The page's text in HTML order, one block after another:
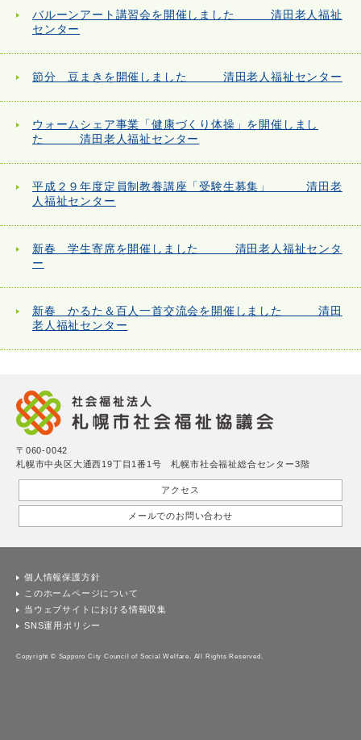
バルーンアート講習会を開催しました 清田老人福祉
センター
節分 豆まきを開催しました 清田老人福祉センター
ウォームシェア事業「健康づくり体操」を開催しまし
た 清田老人福祉センター
平成２９年度定員制教養講座「受験生募集」 清田老
人福祉センター
新春 学生寄席を開催しました 清田老人福祉センタ
ー
新春 かるた＆百人一首交流会を開催しました 清田
老人福祉センター
〒060-0042
札幌市中央区大通西19丁目1番1号 札幌市社会福祉総合センター3階
アクセス
メールでのお問い合わせ
個人情報保護方針
このホームページについて
当ウェブサイトにおける情報収集
SNS運用ポリシー
Copyright © Sapporo City Council of Social Welfare. All Rights Reserved.